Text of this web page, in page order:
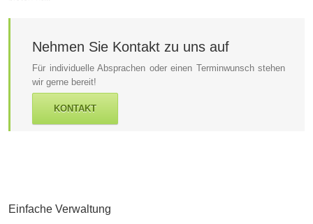
Nehmen Sie Kontakt zu uns auf
Für individuelle Absprachen oder einen Terminwunsch stehen
wir gerne bereit!
KONTAKT
Einfache Verwaltung